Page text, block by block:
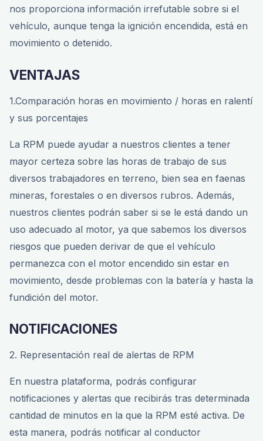
nos proporciona información irrefutable sobre si el
vehículo, aunque tenga la ignición encendida, está en
movimiento o detenido.
VENTAJAS
1.Comparación horas en movimiento / horas en ralentí
y sus porcentajes
La RPM puede ayudar a nuestros clientes a tener
mayor certeza sobre las horas de trabajo de sus
diversos trabajadores en terreno, bien sea en faenas
mineras, forestales o en diversos rubros. Además,
nuestros clientes podrán saber si se le está dando un
uso adecuado al motor, ya que sabemos los diversos
riesgos que pueden derivar de que el vehículo
permanezca con el motor encendido sin estar en
movimiento, desde problemas con la batería y hasta la
fundición del motor.
NOTIFICACIONES
2. Representación real de alertas de RPM
En nuestra plataforma, podrás configurar
notificaciones y alertas que recibirás tras determinada
cantidad de minutos en la que la RPM esté activa. De
esta manera, podrás notificar al conductor